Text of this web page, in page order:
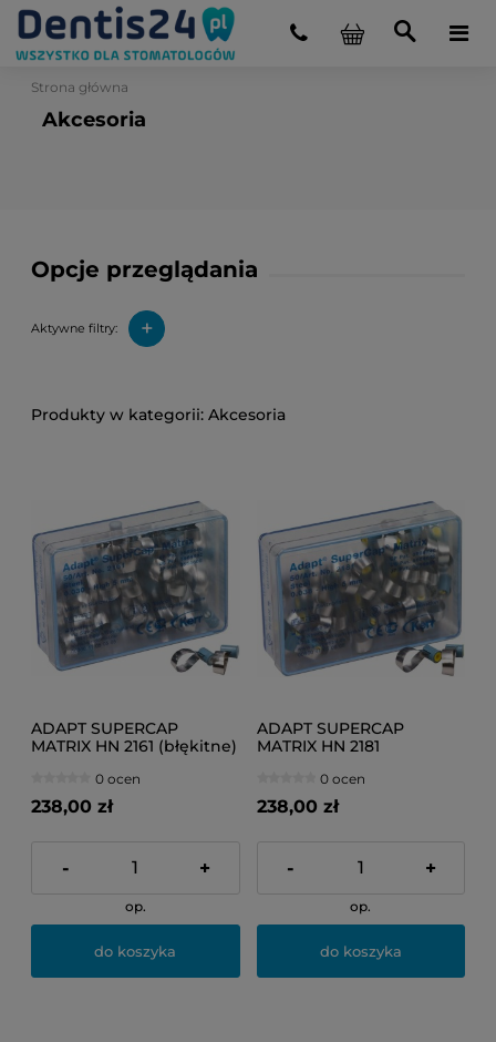
Strona główna
Akcesoria
Opcje przeglądania
Aktywne filtry: +
Akcesoria
ADAPT SUPERCAP
MATRIX HN 2161 (błękitne)
0 ocen
238,00 zł
- +
op.
do koszyka
ADAPT SUPERCAP
MATRIX HN 2181
0 ocen
238,00 zł
- +
op.
do koszyka